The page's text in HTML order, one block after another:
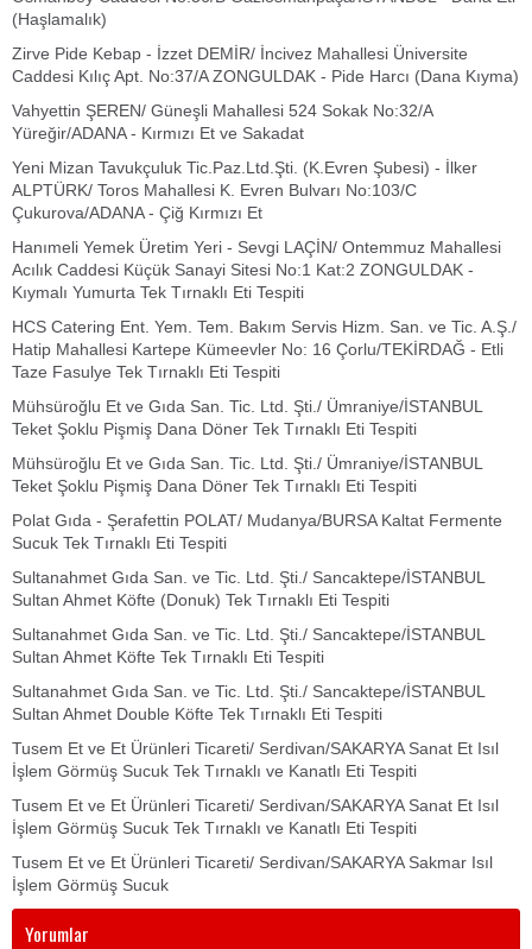
(Haşlamalık)
Zirve Pide Kebap - İzzet DEMİR/ İncivez Mahallesi Üniversite
Caddesi Kılıç Apt. No:37/A ZONGULDAK - Pide Harcı (Dana Kıyma)
Vahyettin ŞEREN/ Güneşli Mahallesi 524 Sokak No:32/A
Yüreğir/ADANA - Kırmızı Et ve Sakadat
Yeni Mizan Tavukçuluk Tic.Paz.Ltd.Şti. (K.Evren Şubesi) - İlker
ALPTÜRK/ Toros Mahallesi K. Evren Bulvarı No:103/C
Çukurova/ADANA - Çiğ Kırmızı Et
Hanımeli Yemek Üretim Yeri - Sevgi LAÇİN/ Ontemmuz Mahallesi
Acılık Caddesi Küçük Sanayi Sitesi No:1 Kat:2 ZONGULDAK -
Kıymalı Yumurta Tek Tırnaklı Eti Tespiti
HCS Catering Ent. Yem. Tem. Bakım Servis Hizm. San. ve Tic. A.Ş./
Hatip Mahallesi Kartepe Kümeevler No: 16 Çorlu/TEKİRDAĞ - Etli
Taze Fasulye Tek Tırnaklı Eti Tespiti
Mühsüroğlu Et ve Gıda San. Tic. Ltd. Şti./ Ümraniye/İSTANBUL
Teket Şoklu Pişmiş Dana Döner Tek Tırnaklı Eti Tespiti
Mühsüroğlu Et ve Gıda San. Tic. Ltd. Şti./ Ümraniye/İSTANBUL
Teket Şoklu Pişmiş Dana Döner Tek Tırnaklı Eti Tespiti
Polat Gıda - Şerafettin POLAT/ Mudanya/BURSA Kaltat Fermente
Sucuk Tek Tırnaklı Eti Tespiti
Sultanahmet Gıda San. ve Tic. Ltd. Şti./ Sancaktepe/İSTANBUL
Sultan Ahmet Köfte (Donuk) Tek Tırnaklı Eti Tespiti
Sultanahmet Gıda San. ve Tic. Ltd. Şti./ Sancaktepe/İSTANBUL
Sultan Ahmet Köfte Tek Tırnaklı Eti Tespiti
Sultanahmet Gıda San. ve Tic. Ltd. Şti./ Sancaktepe/İSTANBUL
Sultan Ahmet Double Köfte Tek Tırnaklı Eti Tespiti
Tusem Et ve Et Ürünleri Ticareti/ Serdivan/SAKARYA Sanat Et Isıl
İşlem Görmüş Sucuk Tek Tırnaklı ve Kanatlı Eti Tespiti
Tusem Et ve Et Ürünleri Ticareti/ Serdivan/SAKARYA Sanat Et Isıl
İşlem Görmüş Sucuk Tek Tırnaklı ve Kanatlı Eti Tespiti
Tusem Et ve Et Ürünleri Ticareti/ Serdivan/SAKARYA Sakmar Isıl
İşlem Görmüş Sucuk
Yorumlar